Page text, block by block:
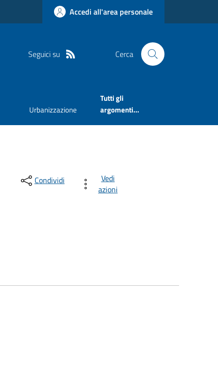
Accedi all'area personale
Seguici su Cerca
Urbanizzazione
Tutti gli
argomenti...
Condividi
Vedi
azioni